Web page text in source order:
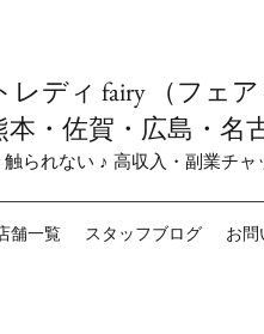
ディ fairy （フェア
・佐賀・広島・名
られない ♪ 高収入・副業チ
舗一覧 スタッフブログ お